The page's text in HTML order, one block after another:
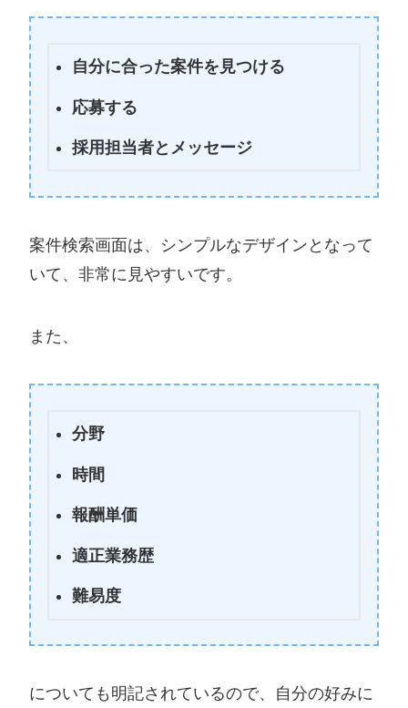
自分に合った案件を見つける
応募する
採用担当者とメッセージ
案件検索画面は、シンプルなデザインとなって
いて、非常に見やすいです。
また、
分野
時間
報酬単価
適正業務歴
難易度
についても明記されているので、自分の好みに